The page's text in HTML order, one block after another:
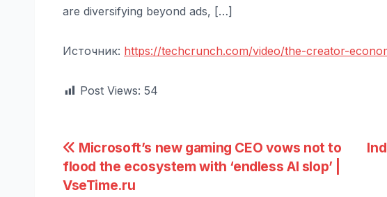
are diversifying beyond ads, […]
Источник: https://techcrunch.com/video/the-creator-
Post Views: 54
Навигация
по
Microsoft’s new gaming CEO vows not to
flood the ecosystem with ‘endless AI slop’ |
VseTime.ru